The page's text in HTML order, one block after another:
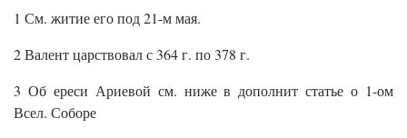
1 См. житие его под 21-м мая.
2 Валент царствовал с 364 г. по 378 г.
3 Об ереси Ариевой см. ниже в дополнит статье о 1-ом
Всел. Соборе